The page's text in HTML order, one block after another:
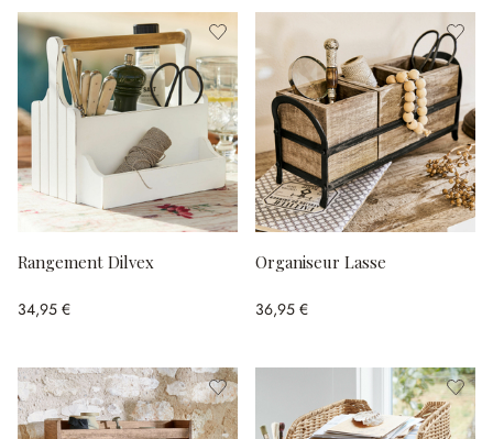
Rangement Dilvex
34,95 €
Organiseur Lasse
36,95 €